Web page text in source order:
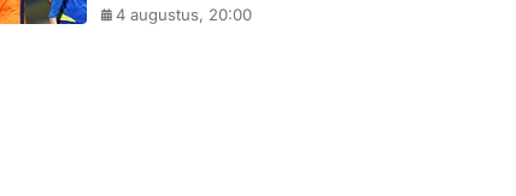
4 augustus, 20:00